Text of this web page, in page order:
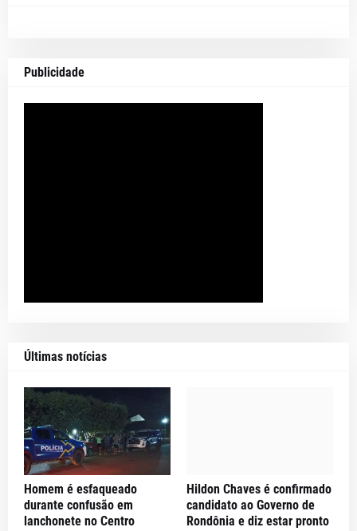
Publicidade
Últimas notícias
Homem é esfaqueado
durante confusão em
lanchonete no Centro
Hildon Chaves é confirmado
candidato ao Governo de
Rondônia e diz estar pronto